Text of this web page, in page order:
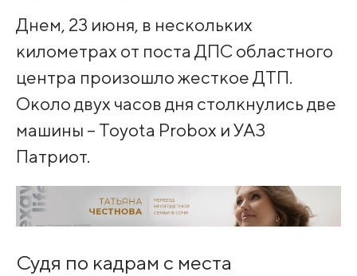
Днем, 23 июня, в нескольких
километрах от поста ДПС областного
центра произошло жесткое ДТП.
Около двух часов дня столкнулись две
машины – Toyota Probox и УАЗ
Патриот.
Судя по кадрам с места